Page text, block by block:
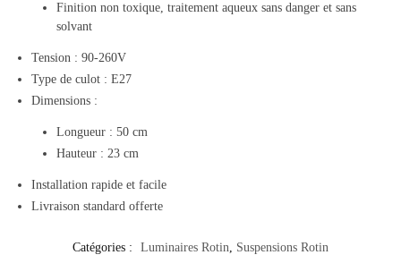
Finition non toxique, traitement aqueux sans danger et sans
solvant
Tension : 90-260V
Type de culot : E27
Dimensions :
Longueur : 50 cm
Hauteur : 23 cm
Installation rapide et facile
Livraison standard offerte
Catégories : Luminaires Rotin Suspensions Rotin